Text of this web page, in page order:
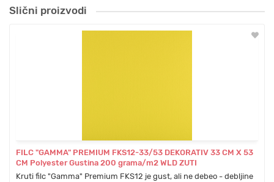
Slični proizvodi
FILC "GAMMA" PREMIUM FKS12-33/53 DEKORATIV 33 CM X 53
CM Polyester Gustina 200 grama/m2 WLD ZUTI
Kruti filc "Gamma" Premium FKS12 je gust, ali ne debeo - debljine